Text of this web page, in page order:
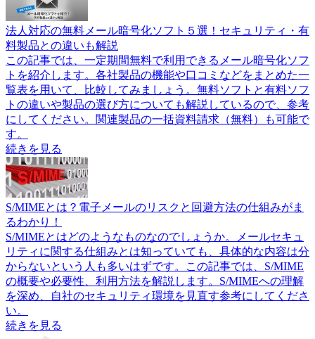
法人対応の無料メール暗号化ソフト５選！セキュリティ・有
料製品との違いも解説
この記事では、一定期間無料で利用できるメール暗号化ソフ
トを紹介します。各社製品の機能や口コミなどをまとめた一
覧表を用いて、比較してみましょう。無料ソフトと有料ソフ
トの違いや製品の選び方についても解説しているので、参考
にしてください。関連製品の一括資料請求（無料）も可能で
す。
続きを見る
S/MIMEとは？電子メールのリスクと回避方法の仕組みがま
るわかり！
S/MIMEとはどのようなものなのでしょうか。メールセキュ
リティに関する仕組みとは知っていても、具体的な内容は分
からないという人も多いはずです。この記事では、S/MIME
の概要や必要性、利用方法を解説します。S/MIMEへの理解
を深め、自社のセキュリティ環境を見直す参考にしてくださ
い。
続きを見る